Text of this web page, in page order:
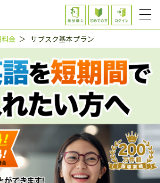
金 ＞ サブスク基本プラン